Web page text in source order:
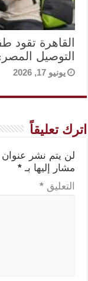
القاهرة تقود
التوصيل
يونيو 17, 2026
اترك تعليقاً
لن يتم نشر عنوان
مشار إليها بـ *
التعليق *